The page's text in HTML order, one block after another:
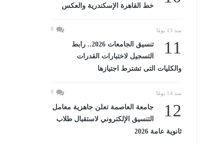
خط القاهرة الإسكندرية والعكس
منذ 13 يومًا 0
11
تنسيق الجامعات 2026.. رابط
التسجيل لاختبارات القدرات
والكليات التى تشترط اجتيازها
منذ 14 يومًا 0
12
جامعة العاصمة تعلن جاهزية معامل
التنسيق الإلكتروني لاستقبال طلاب
ثانوية عامة 2026